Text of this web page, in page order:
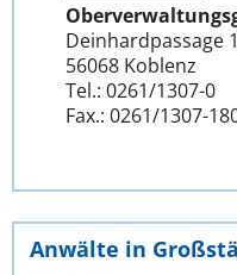
Deinhardpassage 1
56068 Koblenz
Tel.: 0261/1307-0
Fax.: 0261/1307-
Anwälte in